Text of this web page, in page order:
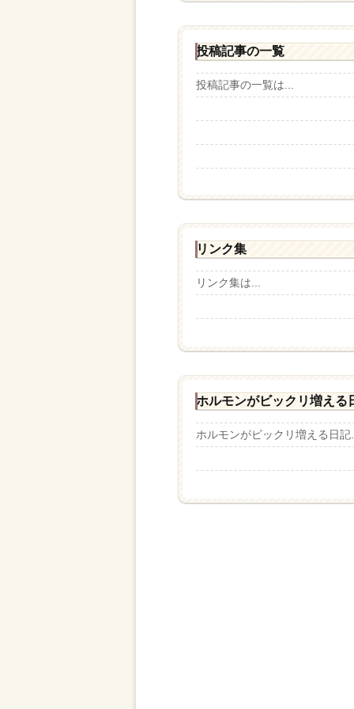
投稿記事の一覧
投稿記事の一覧は...
リンク集
リンク集は...
ホルモンがビックリ増える
ホルモンがビックリ増える日記